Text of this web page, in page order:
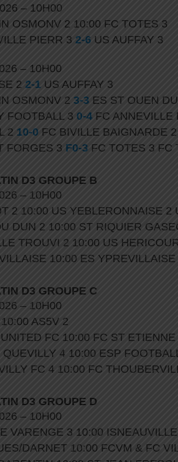
– 10H00
OSMONV 2 10:00 FC TOTES 3
PIERR 3 2-6 US AUFFAY 3
– 10H00
2 2-1 US AUFFAY 3
OSMONV 2 3-3 ES ST OUEN
FOOTBALL 3 0-4 FC ANNEVILLE
2 10-0 FC BIVILLE BAIGNARDE 2
FORGES 3 F0-3 FC TOTES 3 FC
D3 GROUPE B
– 10H00
2 10:00 US YEBLERONNAISE 2
DUN 2 10:00 ST RIQUIER
TROUVI 2 10:00 US
10:00 ES YPREVILLAISE
D3 GROUPE C
– 10H00
AS5V 2
FC 10:00 FC ST
4 10:00 ESP
FC 4 10:00 FC
D3 GROUPE D
– 10H00
VARENGE 3 10:00 ISNEAUVILLE
DARNET 10:00 FCVM & FC